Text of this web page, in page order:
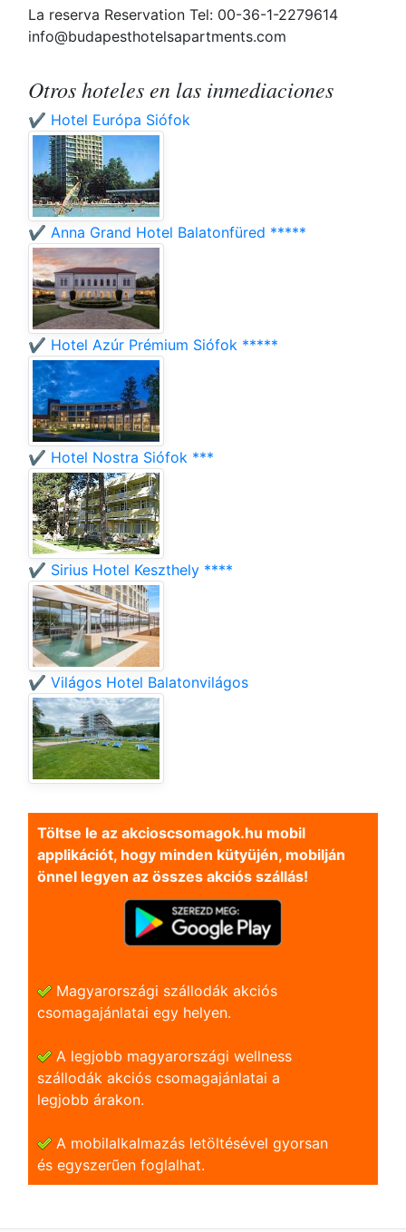
La reserva Reservation Tel: 00-36-1-2279614
info@budapesthotelsapartments.com
Otros hoteles en las inmediaciones
✔️ Hotel Európa Siófok
✔️ Anna Grand Hotel Balatonfüred *****
✔️ Hotel Azúr Prémium Siófok *****
✔️ Hotel Nostra Siófok ***
✔️ Sirius Hotel Keszthely ****
✔️ Világos Hotel Balatonvilágos
Töltse le az akcioscsomagok.hu mobil
applikációt, hogy minden kütyüjén, mobilján
önnel legyen az összes akciós szállás!
Magyarországi szállodák akciós
csomagajánlatai egy helyen.
A legjobb magyarországi wellness
szállodák akciós csomagajánlatai a
legjobb árakon.
A mobilalkalmazás letöltésével gyorsan
és egyszerũen foglalhat.